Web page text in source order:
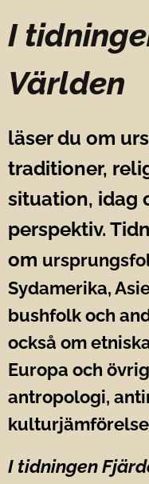
I
Världen
läser du om
traditioner,
situation, idag
perspektiv.
om
Sydamerika,
bushfolk och
också om
Europa och
antropologi,
I tidningen